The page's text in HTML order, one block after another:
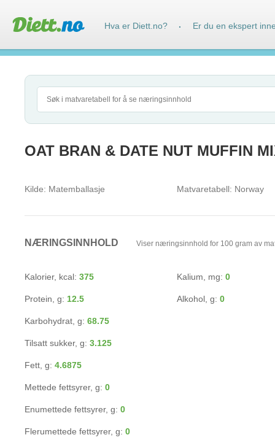
OAT BRAN & DATE NUT MUFFIN
Kilde: Matemballasje Matvaretabell: Norway
NÆRINGSINNHOLD Viser næringsinnhold for 100 gram av
Kalorier, kcal: 375
Protein, g: 12.5
Karbohydrat, g: 68.75
Tilsatt sukker, g: 3.125
Fett, g: 4.6875
Mettede fettsyrer, g: 0
Enumettede fettsyrer, g: 0
Flerumettede fettsyrer, g: 0
Kalium, mg: 0
Alkohol, g: 0
Hva er Diett.no? · Er du en ekspert